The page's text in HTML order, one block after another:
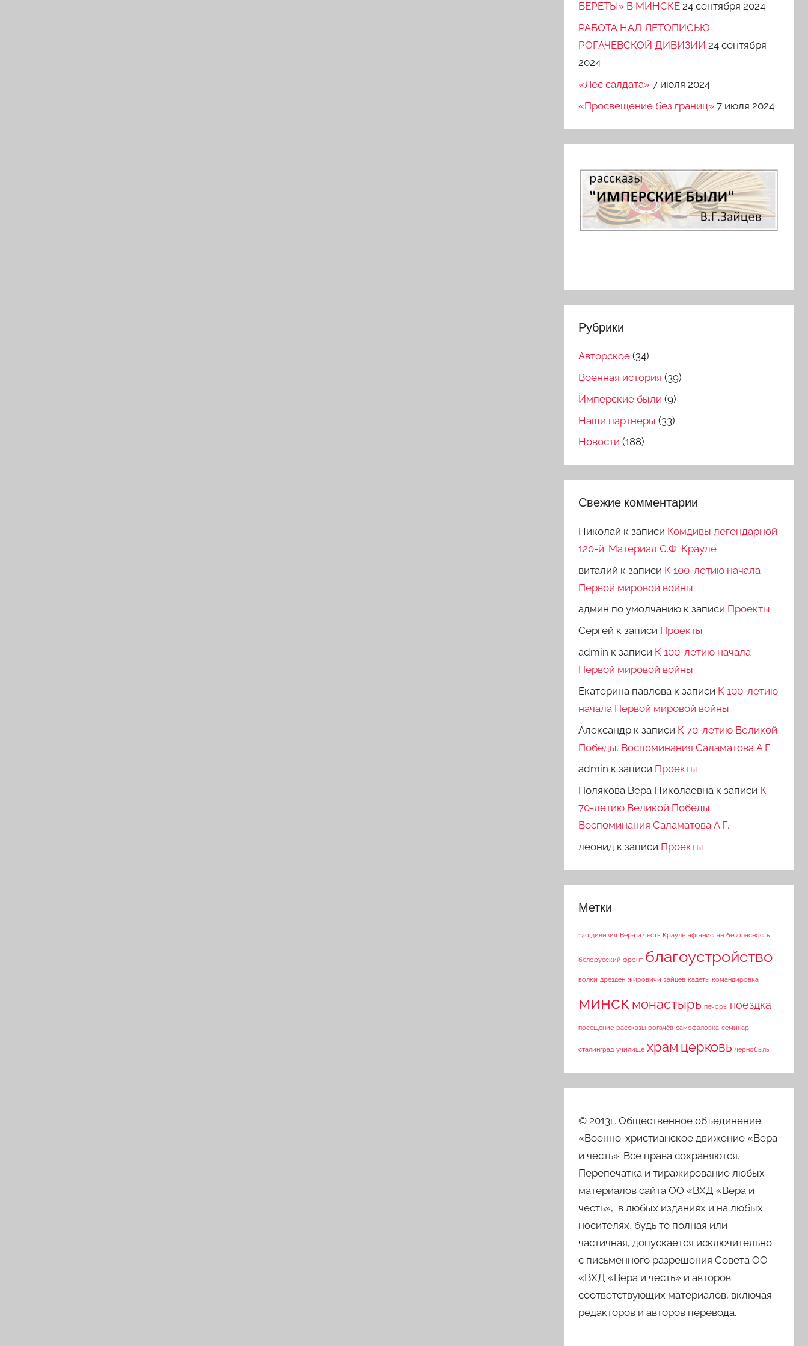
БЕРЕТЫ» В МИНСКЕ 24 сентября 2024
РАБОТА НАД ЛЕТОПИСЬЮ
РОГАЧЕВСКОЙ ДИВИЗИИ 24 сентября
2024
«Лес салдата» 7 июля 2024
«Просвещение без границ» 7 июля 2024
Рубрики
Авторское (34)
Военная история (39)
Имперские были (9)
Наши партнеры (33)
Новости (188)
Свежие комментарии
Николай к записи Комдивы легендарной
120-й. Материал С.Ф. Крауле
виталий к записи К 100-летию начала
Первой мировой войны.
админ по умолчанию к записи Проекты
Сергей к записи Проекты
admin к записи К 100-летию начала
Первой мировой войны.
Екатерина павлова к записи К 100-летию
начала Первой мировой войны.
Александр к записи К 70-летию Великой
Победы. Воспоминания Саламатова А.Г.
admin к записи Проекты
Полякова Вера Николаевна к записи К
70-летию Великой Победы.
Воспоминания Саламатова А.Г.
леонид к записи Проекты
Метки
120 дивизия Вера и честь Крауле афганистан безопасность
белорусский фронт благоустройство
волки дрезден жировичи зайцев кадеты командировка
минск монастырь печоры поездка
посещение рассказы рогачёв самофаловка семинар
сталинград училище храм церковь чернобыль
© 2013г. Общественное объединение
«Военно-христианское движение «Вера
и честь». Все права сохраняются.
Перепечатка и тиражирование любых
материалов сайта ОО «ВХД «Вера и
честь», в любых изданиях и на любых
носителях, будь то полная или
частичная, допускается исключительно
с письменного разрешения Совета ОО
«ВХД «Вера и честь» и авторов
соответствующих материалов, включая
редакторов и авторов перевода.